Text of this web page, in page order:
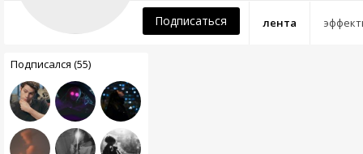
лента
Подписаться
Подписался (55)